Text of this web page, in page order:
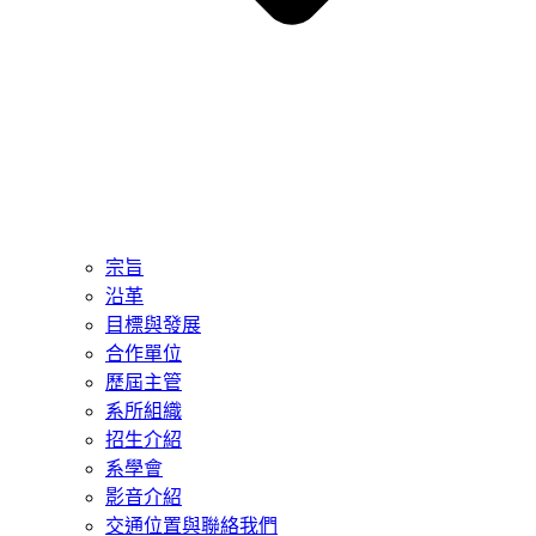
宗旨
沿革
目標與發展
合作單位
歷屆主管
系所組織
招生介紹
系學會
影音介紹
交通位置與聯絡我們